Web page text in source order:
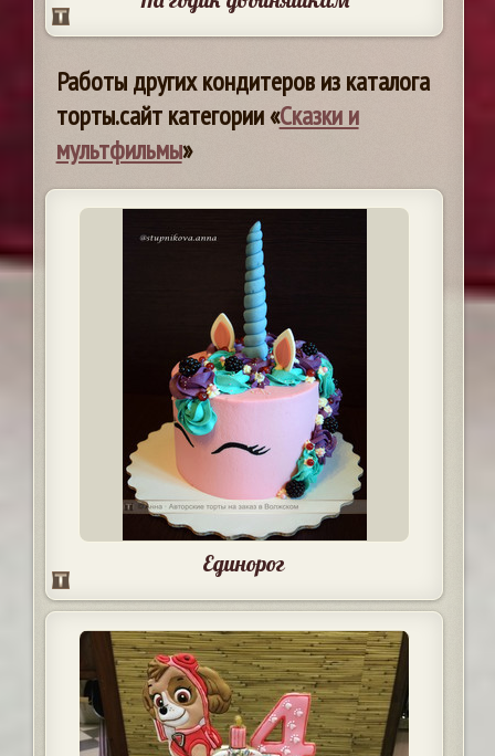
Работы других кондитеров из каталога
торты.сайт категории «Сказки и
мультфильмы»
Единорог